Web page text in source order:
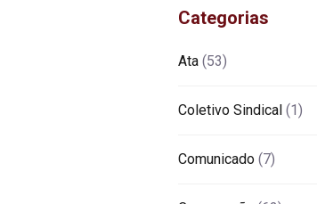
Categorias
Ata (53)
Coletivo Sindical (1)
Comunicado (7)